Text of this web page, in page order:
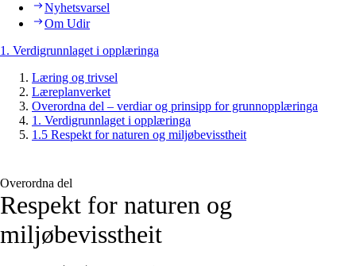
Nyhetsvarsel
Om Udir
1. Verdigrunnlaget i opplæringa
Læring og trivsel
Læreplanverket
Overordna del – verdiar og prinsipp for grunnopplæringa
1. Verdigrunnlaget i opplæringa
1.5 Respekt for naturen og miljøbevisstheit
Overordna del
Respekt for naturen og
miljøbevisstheit